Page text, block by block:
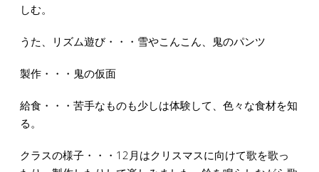
しむ。
うた、リズム遊び・・・雪やこんこん、鬼のパンツ
製作・・・鬼の仮面
給食・・・苦手なものも少しは体験して、色々な食材を知
る。
クラスの様子・・・12月はクリスマスに向けて歌を歌っ